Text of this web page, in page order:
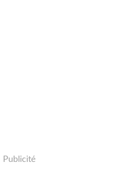
Publicité